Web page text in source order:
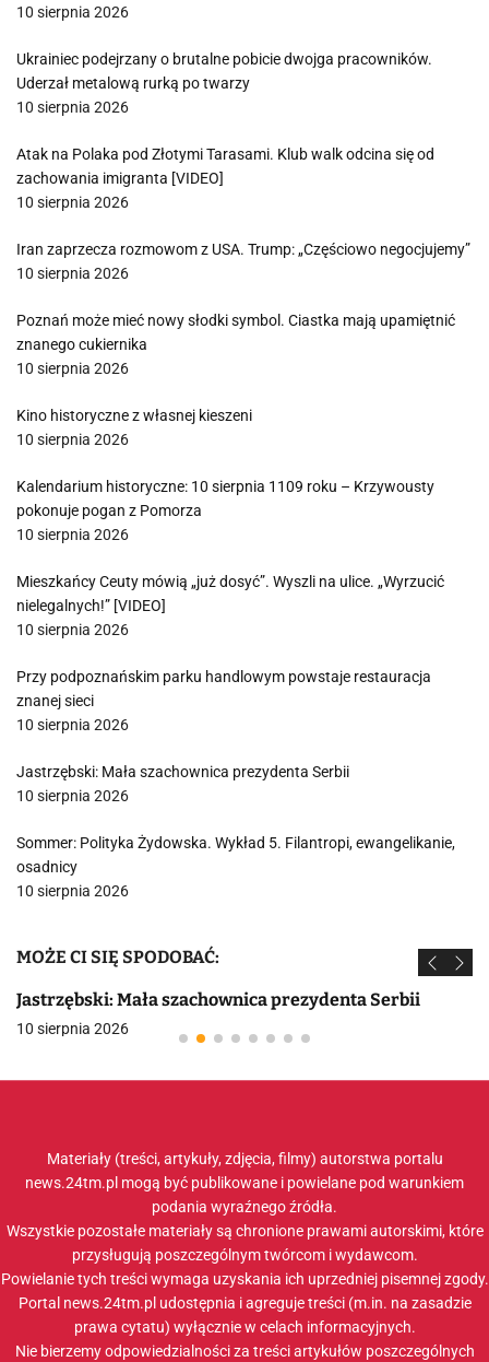
10 sierpnia 2026
Ukrainiec podejrzany o brutalne pobicie dwojga pracowników.
Uderzał metalową rurką po twarzy
10 sierpnia 2026
Atak na Polaka pod Złotymi Tarasami. Klub walk odcina się od
zachowania imigranta [VIDEO]
10 sierpnia 2026
Iran zaprzecza rozmowom z USA. Trump: „Częściowo negocjujemy”
10 sierpnia 2026
Poznań może mieć nowy słodki symbol. Ciastka mają upamiętnić
znanego cukiernika
10 sierpnia 2026
Kino historyczne z własnej kieszeni
10 sierpnia 2026
Kalendarium historyczne: 10 sierpnia 1109 roku – Krzywousty
pokonuje pogan z Pomorza
10 sierpnia 2026
Mieszkańcy Ceuty mówią „już dosyć”. Wyszli na ulice. „Wyrzucić
nielegalnych!” [VIDEO]
10 sierpnia 2026
Przy podpoznańskim parku handlowym powstaje restauracja
znanej sieci
10 sierpnia 2026
Jastrzębski: Mała szachownica prezydenta Serbii
10 sierpnia 2026
Sommer: Polityka Żydowska. Wykład 5. Filantropi, ewangelikanie,
osadnicy
10 sierpnia 2026
MOŻE CI SIĘ SPODOBAĆ:
Jastrzębski: Mała szachownica prezydenta Serbii
10 sierpnia 2026
Materiały (treści, artykuły, zdjęcia, filmy) autorstwa portalu
news.24tm.pl mogą być publikowane i powielane pod warunkiem
podania wyraźnego źródła.
Wszystkie pozostałe materiały są chronione prawami autorskimi, które
przysługują poszczególnym twórcom i wydawcom.
Powielanie tych treści wymaga uzyskania ich uprzedniej pisemnej zgody.
Portal news.24tm.pl udostępnia i agreguje treści (m.in. na zasadzie
prawa cytatu) wyłącznie w celach informacyjnych.
Nie bierzemy odpowiedzialności za treści artykułów poszczególnych